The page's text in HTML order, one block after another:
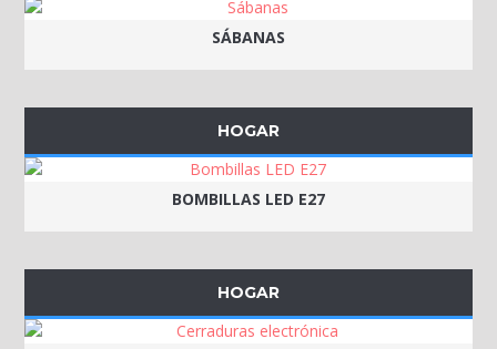
SÁBANAS
HOGAR
BOMBILLAS LED E27
HOGAR